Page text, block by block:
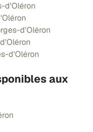
d'Oléron
d'Oléron
d'Oléron
aux